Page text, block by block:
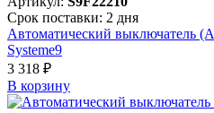
Срок поставки: 2 дня
Автоматический выключатель
Systeme9
3 318 ₽
В корзинy